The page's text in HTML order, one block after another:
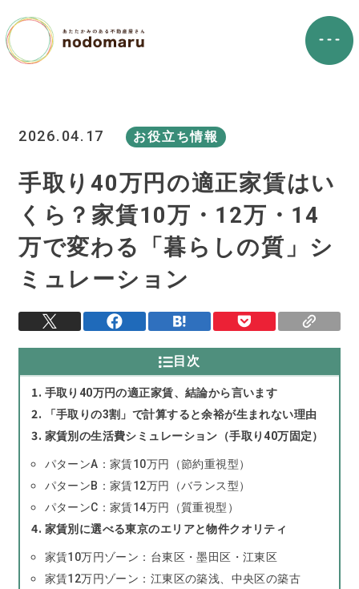
2026.04.17 お役立ち情報
手取り40万円の適正家賃はい
くら？家賃10万・12万・14
万で変わる「暮らしの質」シ
ミュレーション
目次
手取り40万円の適正家賃、結論から言います
「手取りの3割」で計算すると余裕が生まれない理由
家賃別の生活費シミュレーション（手取り40万固定）
パターンA：家賃10万円（節約重視型）
パターンB：家賃12万円（バランス型）
パターンC：家賃14万円（質重視型）
家賃別に選べる東京のエリアと物件クオリティ
家賃10万円ゾーン：台東区・墨田区・江東区
家賃12万円ゾーン：江東区の築浅、中央区の築古